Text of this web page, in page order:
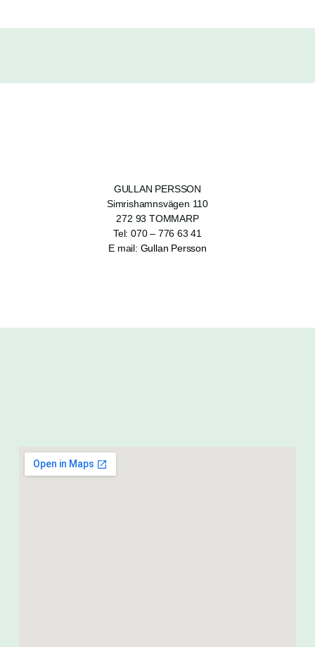
GULLAN PERSSON
Simrishamnsvägen 110
272 93 TOMMARP
Tel: 070 – 776 63 41
E mail: Gullan Persson